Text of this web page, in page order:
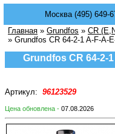
Москва (495) 649-
Главная » Grundfos » CR
» Grundfos CR 64-2-1 A-F-A-
Grundfos CR 64-2-
Артикул: 96123529
Цена обновлена - 07.08.2026